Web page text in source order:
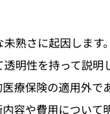
熟さに起因します
明性を持って説明
療保険の適用外で
容や費用について